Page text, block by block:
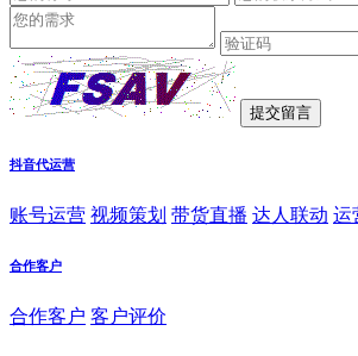
抖音代运营
账号运营 视频策划 带货直播 达人联动 运
合作客户
合作客户 客户评价